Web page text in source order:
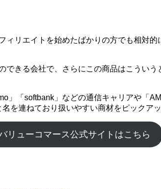
リエイトを始めたばかりの方でも相対
きる会社で、さらにこの商品はこうい
「softbank」などの通信キャリアや「
を連ねており扱いやすい商材をピックア
リューコマース公式サイトはこちら